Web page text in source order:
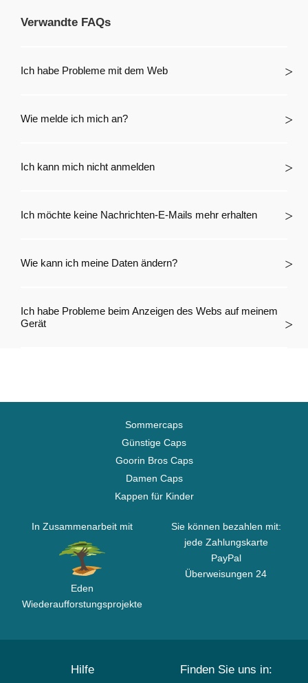
Verwandte FAQs
Ich habe Probleme mit dem Web
Wie melde ich mich an?
Ich kann mich nicht anmelden
Ich möchte keine Nachrichten-E-Mails mehr erhalten
Wie kann ich meine Daten ändern?
Ich habe Probleme beim Anzeigen des Webs auf meinem
Gerät
Sommercaps
Günstige Caps
Goorin Bros Caps
Damen Caps
Kappen für Kinder
In Zusammenarbeit mit
Eden
Wiederaufforstungsprojekte
Sie können bezahlen mit:
jede Zahlungskarte
PayPal
Überweisungen 24
Hilfe Finden Sie uns in: